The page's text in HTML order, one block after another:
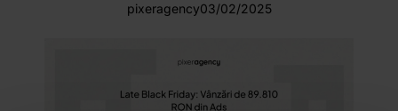
pixeragency03/02/2025